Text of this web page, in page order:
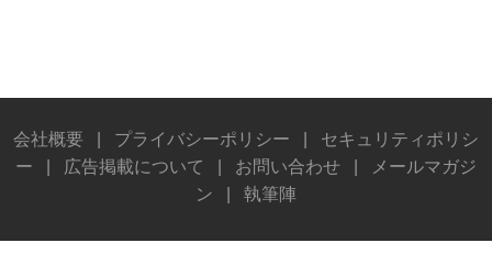
会社概要 プライバシーポリシー
セキュリティポリシ
ー
広告掲載について お問い合わせ
メールマガジ
ン
執筆陣